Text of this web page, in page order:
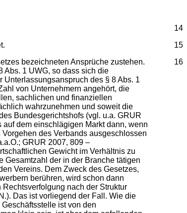
14
15
16
bezeichneten Ansprüche zustehen.
Abs. 1 UWG, so dass sich die
des § 8 Abs. 1
von Unternehmern angehört, die
sachlichen und finanziellen
wahrzunehmen und soweit die
Bundesgerichtshofs (vgl. u.a. GRUR
dem einschlägigen Markt dann, wenn
des Verbands ausgeschlossen
GRUR 2007, 809 –
Gewicht im Verhältnis zu
Gesamtzahl der in der Branche tätigen
Vereins. Dem Zweck des Gesetzes,
berühren, wird schon dann
nach der Struktur
Das ist vorliegend der Fall. Wie die
ist von den